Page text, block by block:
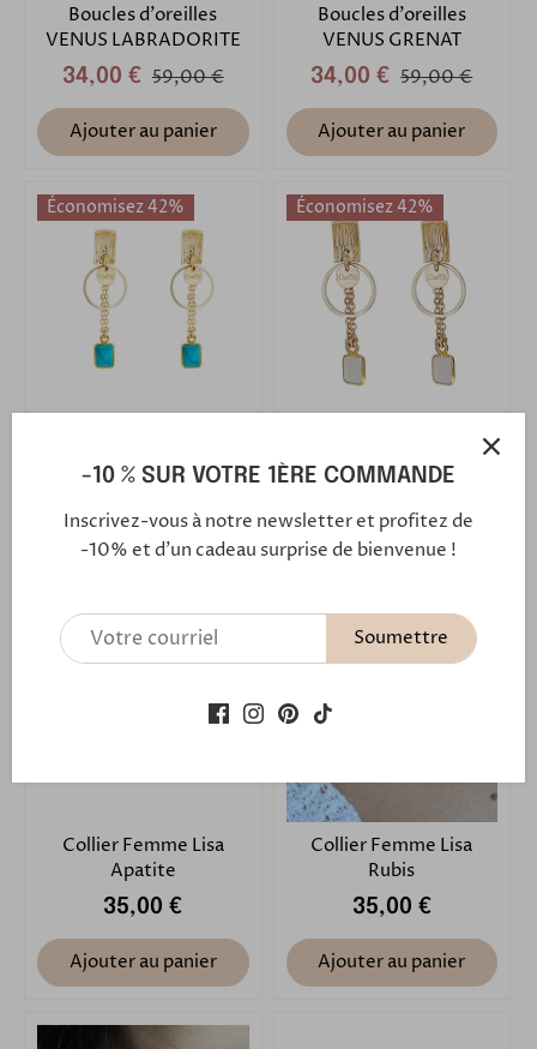
Boucles d'oreilles
VENUS LABRADORITE
34,00 € 59,00 €
Ajouter au panier
Boucles d'oreilles
VENUS GRENAT
34,00 € 59,00 €
Ajouter au panier
Économisez 42%
Ajouter au panier
Économisez 42%
VENUS PIERRE DE LUNE
Ajouter au panier
Collier Femme Lisa
Apatite
35,00 €
Ajouter au panier
Collier Femme Lisa
Rubis
35,00 €
Ajouter au panier
-10 % SUR VOTRE 1ÈRE COMMANDE
Inscrivez-vous à notre newsletter et profitez de
-10% et d'un cadeau surprise de bienvenue !
Soumettre